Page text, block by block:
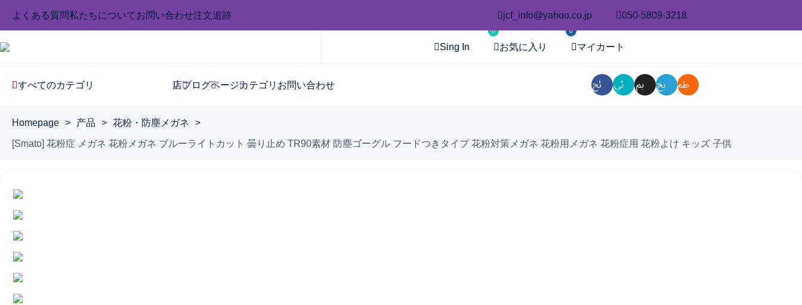
よくある質問私たちについてお問い合わせ注文追跡 jcf_info@yahoo.co.jp 050-5809-3218
Sing In
0
お気に入り
0
マイカート
すべてのカテゴリ 店ブログページカテゴリ お問い合わせ
Homepage > 产品 > 花粉・防塵メガネ >
[Smato] 花粉症 メガネ 花粉メガネ ブルーライトカット 曇り止め TR90素材 防塵ゴーグル フードつきタイプ 花粉対策メガネ 花粉用メガネ 花粉症用 花粉よけ キッズ 子供